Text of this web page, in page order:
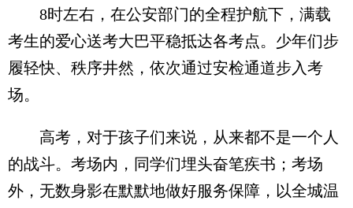
8时左右，在公安部门的全程护航下，满载
考生的爱心送考大巴平稳抵达各考点。少年们步
履轻快、秩序井然，依次通过安检通道步入考
场。
高考，对于孩子们来说，从来都不是一个人
的战斗。考场内，同学们埋头奋笔疾书；考场
外，无数身影在默默地做好服务保障，以全城温